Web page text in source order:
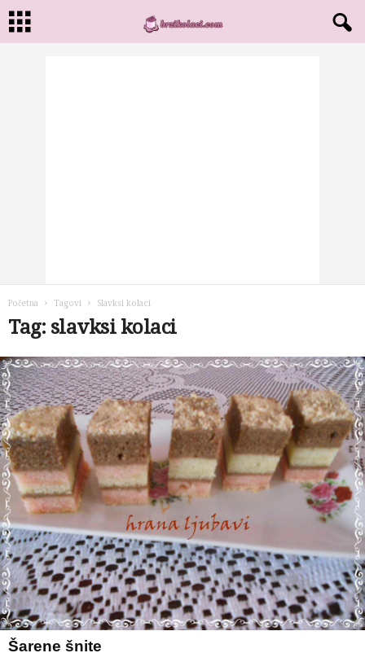
Početna Tagovi Slavksi kolaci
Tag: slavksi kolaci
Šarene šnite